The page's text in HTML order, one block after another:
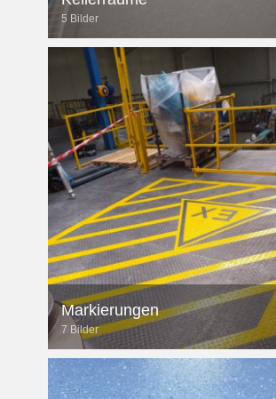
5 Bilder
Markierungen
7 Bilder